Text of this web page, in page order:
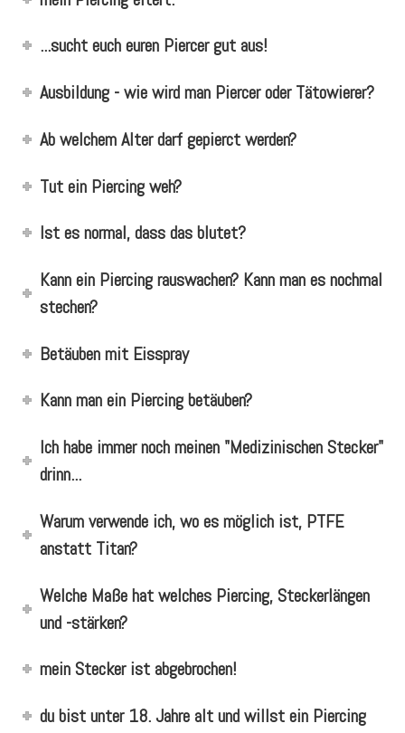
...sucht euch euren Piercer gut aus!
Ausbildung - wie wird man Piercer oder Tätowierer?
Ab welchem Alter darf gepierct werden?
Tut ein Piercing weh?
Ist es normal, dass das blutet?
Kann ein Piercing rauswachen? Kann man es nochmal
stechen?
Betäuben mit Eisspray
Kann man ein Piercing betäuben?
Ich habe immer noch meinen "Medizinischen Stecker"
drinn...
Warum verwende ich, wo es möglich ist, PTFE
anstatt Titan?
Welche Maße hat welches Piercing, Steckerlängen
und -stärken?
mein Stecker ist abgebrochen!
du bist unter 18. Jahre alt und willst ein Piercing